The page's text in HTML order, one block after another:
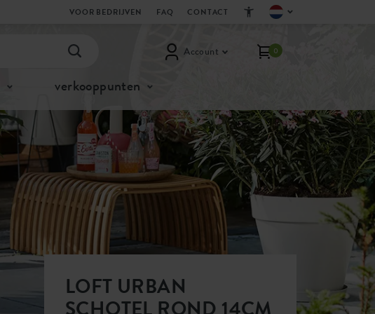
VOOR BEDRIJVEN FAQ CONTACT
Account 0
verkooppunten
LOFT URBAN